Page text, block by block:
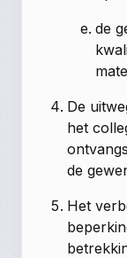
de
De
het
de
Het